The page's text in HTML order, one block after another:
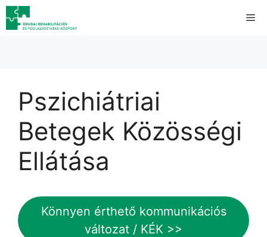
Kilépés
Pszichiátriai
Betegek Közösségi
Ellátása
Könnyen érthető kommunikációs
változat / KÉK >>